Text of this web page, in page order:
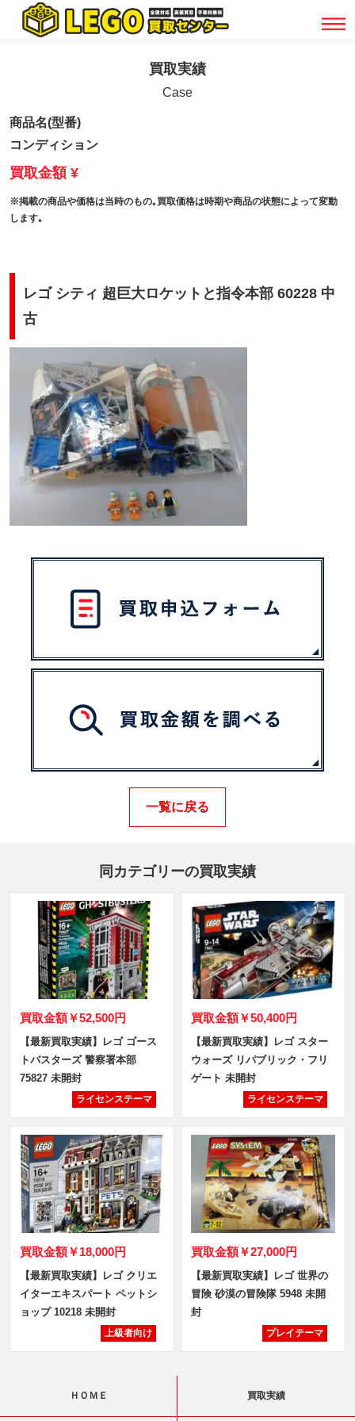
買取実績
Case
商品名(型番)
コンディション
買取金額 ¥
※掲載の商品や価格は当時のもの｡買取価格は時期や商品の状態によって変動
します｡
レゴ シティ 超巨大ロケットと指令本部 60228 中
古
一覧に戻る
同カテゴリーの買取実績
買取金額￥52,500円
【最新買取実績】レゴ ゴース
トバスターズ 警察署本部
75827 未開封
ライセンステーマ
買取金額￥50,400円
【最新買取実績】レゴ スター
ウォーズ リパブリック・フリ
ゲート 未開封
ライセンステーマ
買取金額￥18,000円
【最新買取実績】レゴ クリエ
イターエキスパート ペットシ
ョップ 10218 未開封
上級者向け
買取金額￥27,000円
【最新買取実績】レゴ 世界の
冒険 砂漠の冒険隊 5948 未開
封
プレイテーマ
ＨＯＭＥ 買取実績